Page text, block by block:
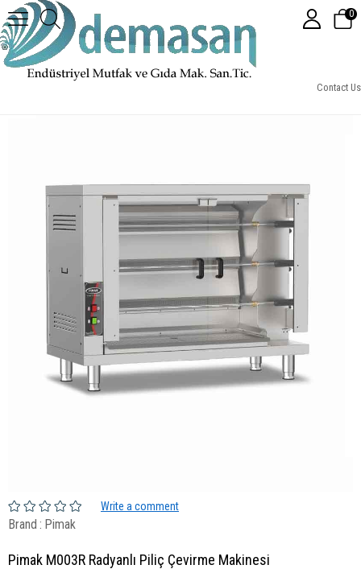
Contact Us
0
Pimak M003R Radyanlı Piliç Çevirme Makinesi
Write a comment
Brand : Pimak
Pimak M003R Radyanlı Piliç Çevirme Makinesi